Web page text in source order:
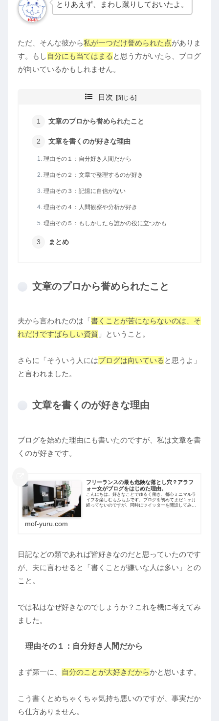
とりあえず、まわし蹴りしておいたよ。
ただ、そんな彼から私が一つだけ誉められた点がありま
す。もし 自分にも当てはまる と思う方がいたら、ブログ
が向いているかもしれません。
目次
文章のプロから誉められたこと
文章を書くのが好きな理由
理由その１：自分好き人間だから
理由その２：文章で整理するのが好き
理由その３：記憶に自信がない
理由その４：人間観察や分析が好き
理由その５：もしかしたら誰かの役に立つかも
まとめ
文章のプロから誉められたこと
夫から言われたのは「書くことが苦にならないのは、 そ
れだけですばらしい資質 」ということ。
さらに「そういう人にはブログは向いている と思うよ」
と言われました。
文章を書くのが好きな理由
ブログを始めた理由にも書いたのですが、私は文章を書
くのが好きです。
フリーランスの最も危険な落とし穴？アラフ
ォー女がブログをはじめた理由。
こんにちは。好きなことでゆるく働き、都心ミニマルラ
イフを楽しむもふもふです。ブログを初めてまだ１ヶ月
経ってないのですが、同時にツイッターを開設してみま
mof-yuru.com
日記などの類であれば皆好きなのだと思っていたのです
が、夫に言わせると「書くことが嫌いな人は多い」との
こと。
では私はなぜ好きなのでしょうか？これを機に考えてみ
ました。
理由その１：自分好き人間だから
まず第一に、 自分のことが大好きだからかと思います。
こう書くとめちゃくちゃ気持ち悪いのですが、事実だか
ら仕方ありません。